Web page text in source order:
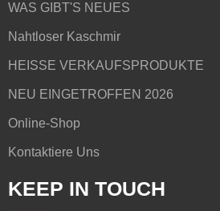
WAS GIBT'S NEUES
Nahtloser Kaschmir
HEISSE VERKAUFSPRODUKTE
NEU EINGETROFFEN 2026
Online-Shop
Kontaktiere Uns
KEEP IN TOUCH